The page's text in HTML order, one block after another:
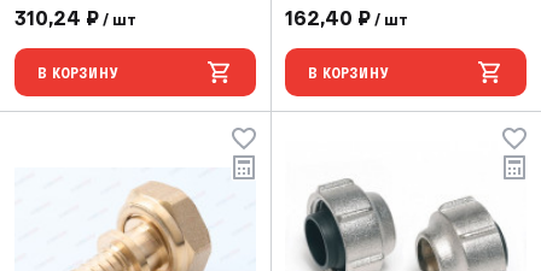
310,24 ₽ / шт
В КОРЗИНУ
162,40 ₽ / шт
В КОРЗИНУ